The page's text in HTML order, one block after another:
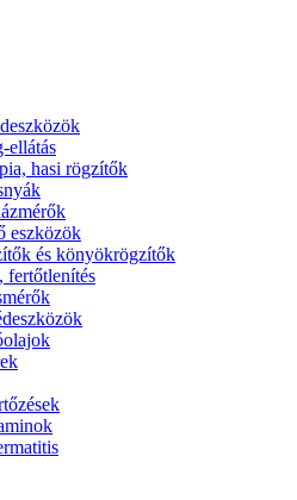
ellátás
hasi rögzítők
eszközök
és könyökrögzítők
fertőtlenítés